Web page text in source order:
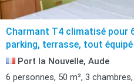
Charmant T4 climatisé pour
parking, terrasse, tout équipé
Port la Nouvelle, Aude
6 personnes, 50 m², 3